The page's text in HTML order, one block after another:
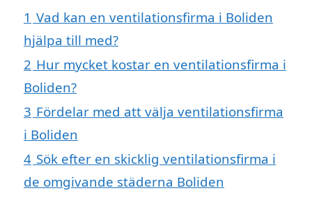
1 Vad kan en ventilationsfirma i Boliden
hjälpa till med?
2 Hur mycket kostar en ventilationsfirma i
Boliden?
3 Fördelar med att välja ventilationsfirma
i Boliden
4 Sök efter en skicklig ventilationsfirma i
de omgivande städerna Boliden